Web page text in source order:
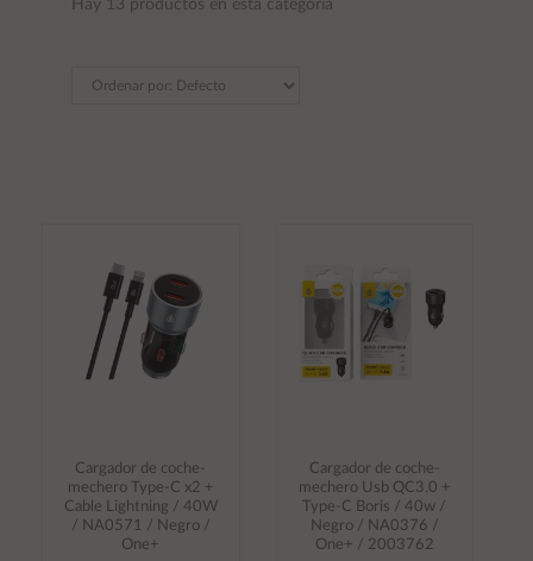
Hay 13 productos en esta categoría
Cargador de coche-
mechero Type-C x2 +
Cable Lightning / 40W
/ NA0571 / Negro /
One+
Cargador de coche-
mechero Usb QC3.0 +
Type-C Boris / 40w /
Negro / NA0376 /
One+ / 2003762